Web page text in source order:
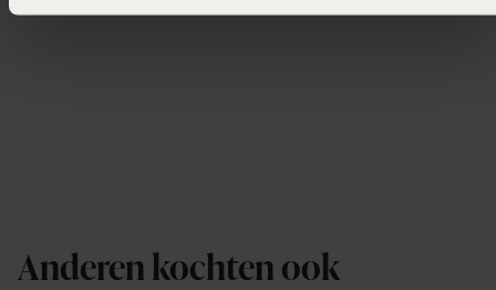
Anderen kochten ook